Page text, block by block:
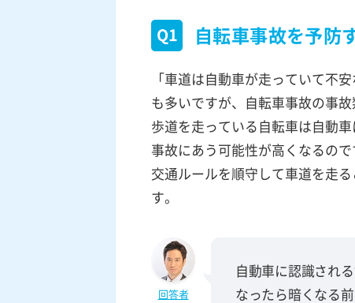
Q1 自転車事故を予防
「車道は自動車が走っていて不
も多いですが、自転車事故の事故
歩道を走っている自転車は自動
事故にあう可能性が高くなるので
交通ルールを順守して車道を走
す。
回答者
自動車に認識され
なったら暗くなる